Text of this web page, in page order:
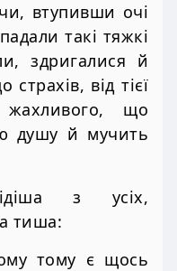
втупивши очі
такі тяжкі
здригалися й
страхів, від тієї
жахливого, що
душу й мучить
з усіх,
тиша:
тому є щось